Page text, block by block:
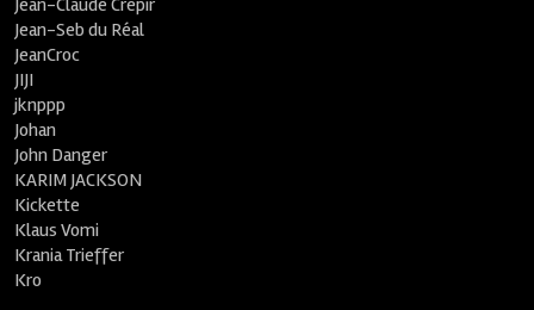
Jean-Claude Crépir
Jean-Seb du Réal
JeanCroc
JIJI
jknppp
Johan
John Danger
KARIM JACKSON
Kickette
Klaus Vomi
Krania Trieffer
Kro